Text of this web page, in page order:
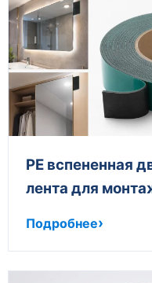
PE вспененная
лента для
Подробнее